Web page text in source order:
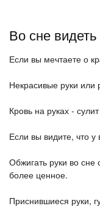
Во сне
Если вы мечтаете о
Некрасивые руки
Кровь на руках -
Если вы видите, что у
Обжигать руки во сне
более ценное.
Приснившиеся руки,